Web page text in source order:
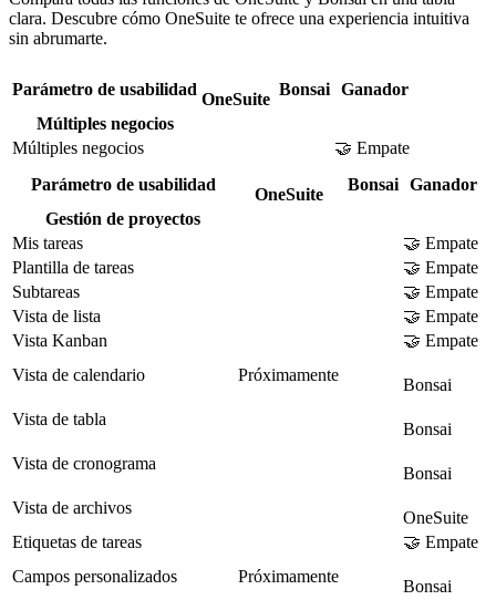
clara. Descubre cómo OneSuite te ofrece una experiencia intuitiva
sin abrumarte.
Parámetro de usabilidad
OneSuite
Bonsai Ganador
Múltiples negocios
Múltiples negocios
🤝 Empate
Parámetro de usabilidad
OneSuite
Bonsai Ganador
Gestión de proyectos
Mis tareas
🤝 Empate
Plantilla de tareas
🤝 Empate
Subtareas
🤝 Empate
Vista de lista
🤝 Empate
Vista Kanban
🤝 Empate
Vista de calendario
Próximamente
Bonsai
Vista de tabla
Bonsai
Vista de cronograma
Bonsai
Vista de archivos
OneSuite
Etiquetas de tareas
🤝 Empate
Campos personalizados
Próximamente
Bonsai